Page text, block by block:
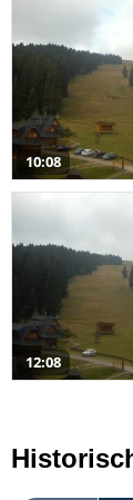
10:08
12:08